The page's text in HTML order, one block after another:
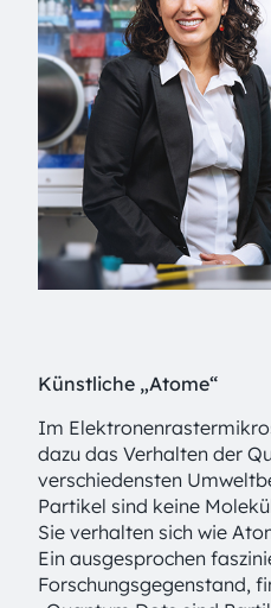
Künstliche „Atome“
Im
dazu das Verhalten der
verschiedensten
Partikel sind keine
Sie verhalten sich wie
Ein ausgesprochen
Forschungsgegenstand,